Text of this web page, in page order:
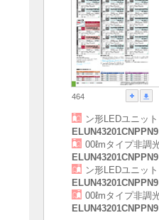
464
ン形LEDユニット
ELUN43201CNPPN9
00ℓmタイプ非調
ELUN43201CNPPN9
ン形LEDユニット
ELUN43201CNPPN9
00ℓmタイプ非調
ELUN43201CNPPN9